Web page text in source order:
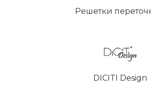
Решетки
DICITI Design